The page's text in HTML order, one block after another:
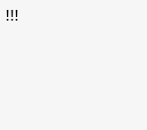
!!!